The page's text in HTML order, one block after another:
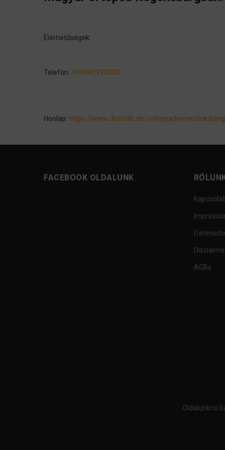
Elérhetőségek:
Telefon: +49940193300
Honlap: https://www.doctolib.de/orthopadie/
FACEBOOK OLDALUNK
Kapcsolat
AGBs
Oldalunkról